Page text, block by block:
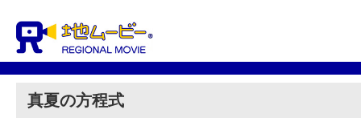
真夏の方程式